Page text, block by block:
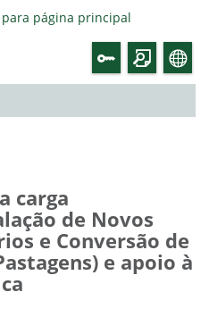
carga
de Novos
e Conversão de
e apoio à